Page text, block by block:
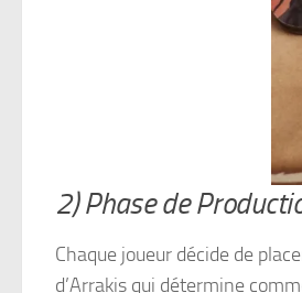
2) Phase de
Chaque joueur décide de
d’Arrakis qui détermine